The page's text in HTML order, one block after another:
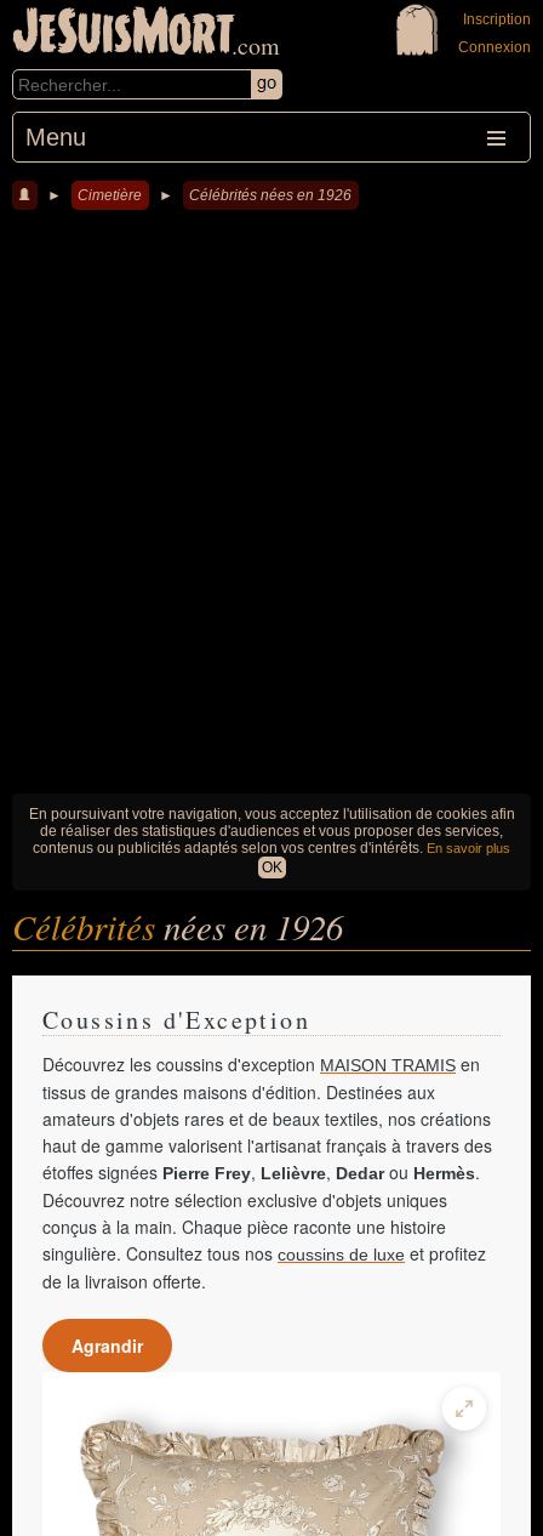
JeSuisMort.com
Menu
Inscription
Connexion
► Cimetière ► Célébrités nées en 1926
En poursuivant votre navigation, vous acceptez l'utilisation de cookies afin
de réaliser des statistiques d'audiences et vous proposer des services,
contenus ou publicités adaptés selon vos centres d'intérêts. En savoir plus
OK
Célébritésnées en 1926
Coussins d'Exception
Découvrez les coussins d'exception MAISON TRAMIS en
tissus de grandes maisons d'édition. Destinées aux
amateurs d'objets rares et de beaux textiles, nos créations
haut de gamme valorisent l'artisanat français à travers des
étoffes signées Pierre Frey, Lelièvre, Dedarou Hermès.
Découvrez notre sélection exclusive d'objets uniques
conçus à la main. Chaque pièce raconte une histoire
singulière. Consultez tous nos coussins de luxe et profitez
de la livraison offerte.
Agrandir